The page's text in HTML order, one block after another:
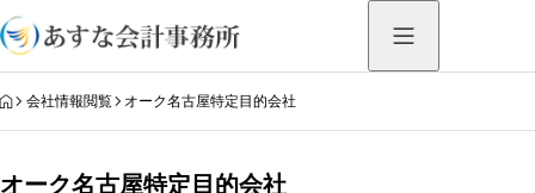
HOME
会社情報閲覧 オーク名古屋特定目的会社
オーク名古屋特定目的会社